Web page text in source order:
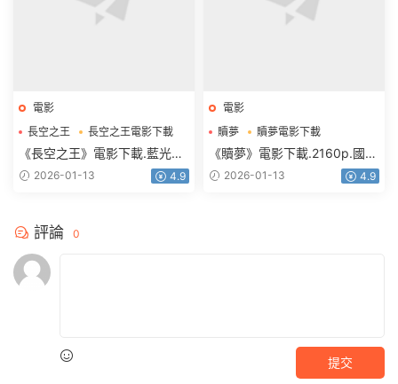
電影
長空之王
長空之王電影下載
《長空之王》電影下載.藍光版
1080p.BD國語中字
2026-01-13 4.9
電影
贖夢
贖夢電影下載
《贖夢》電影下載.2160p.國粵
雙語.HD中字
2026-01-13 4.9
評論 0
提交